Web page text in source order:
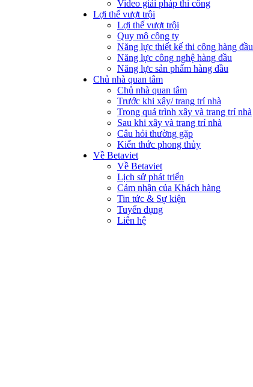
Video giải pháp thi công
Lợi thế vượt trội
Lợi thế vượt trội
Quy mô công ty
Năng lực thiết kế thi công hàng đầu
Năng lực công nghệ hàng đầu
Năng lực sản phẩm hàng đầu
Chủ nhà quan tâm
Chủ nhà quan tâm
Trước khi xây/ trang trí nhà
Trong quá trình xây và trang trí nhà
Sau khi xây và trang trí nhà
Câu hỏi thường gặp
Kiến thức phong thủy
Về Betaviet
Về Betaviet
Lịch sử phát triển
Cảm nhận của Khách hàng
Tin tức & Sự kiện
Tuyển dụng
Liên hệ